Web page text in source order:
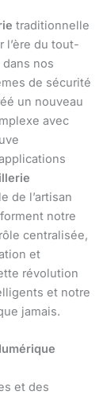
traditionnelle
l’ère du tout-
nos
de sécurité
un nouveau
avec
de l’artisan
notre
centralisée,
et
révolution
et notre
jamais.
et des